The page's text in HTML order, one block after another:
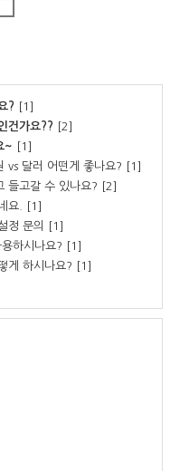
? [1]
건가요?? [2]
~ [1]
vs 달러 어떤게 좋나요? [1]
들고갈 수 있나요? [2]
요.
[1]
정 문의
[1]
하시나요? [1]
게 하시나요? [1]